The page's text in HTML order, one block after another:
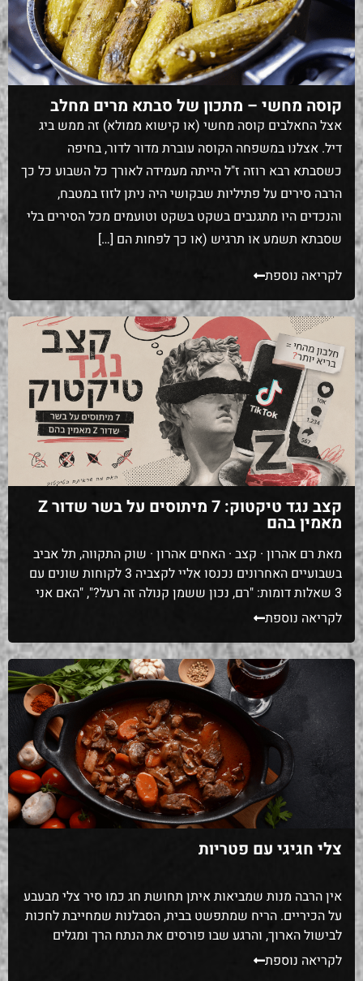
קוסה מחשי – מתכון של סבתא מרים מחלב
אצל החאלבים קוסה מחשי (או קישוא ממולא) זה ממש ביג
דיל. אצלנו במשפחה הקוסה עוברת מדור לדור, בחיפה
כשסבתא רבא רוזה ז"ל הייתה מעמידה לאורך כל השבוע כל כך
הרבה סירים על פתיליות שבקושי היה ניתן לזוז במטבח,
והנכדים היו מתגנבים בשקט בשקט וטועמים מכל הסירים בלי
שסבתא תשמע או תרגיש (או כך לפחות הם […]
לקריאה נוספת
קצב נגד טיקטוק: 7 מיתוסים על בשר שדור Z
מאמין בהם
מאת רם אהרון · קצב · האחים אהרון · שוק התקווה, תל אביב
בשבועיים האחרונים נכנסו אליי לקצביה 3 לקוחות שונים עם
3 שאלות דומות: "רם, נכון ששמן קנולה זה רעל?", "האם אני
דקות – זה נכון?". שאלות טובות. אבל כולן מגיעות מאותו
מקור: סרטון של […]
לקריאה נוספת
צלי חגיגי עם פטריות
אין הרבה מנות שמביאות איתן תחושת חג כמו סיר צלי מבעבע
על הכיריים. הריח שמתפשט בבית, הסבלנות שמחייבת לחכות
לבישול הארוך, והרגע שבו פורסים את הנתח הרך ומגלים
שהוא פשוט נמס בפה. אני זוכרת את הפעם הראשונה
שהחלטתי להוסיף פטריות לצלי של שבת – זה היה ניסוי קטן,
לקריאה נוספת